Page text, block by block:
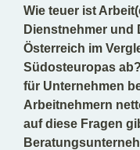
Wie teuer ist
Dienstnehmer und
Österreich im
Südosteuropas
für Unternehmen
Arbeitnehmern
auf diese Fragen